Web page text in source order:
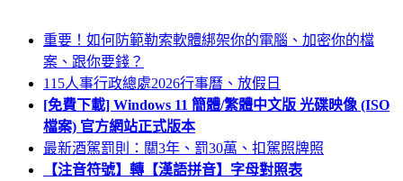
重要！如何防範勒索軟體綁架你的電腦、加密你的檔
案、跟你要錢？
115人事行政總處2026行事曆、放假日
[免費下載] Windows 11 簡體/繁體中文版 光碟映像 (ISO
檔案) 官方網站正式版本
最新酒駕罰則：關3年、罰30萬、扣駕照牌照
【注音符號】轉【漢語拼音】字母對照表